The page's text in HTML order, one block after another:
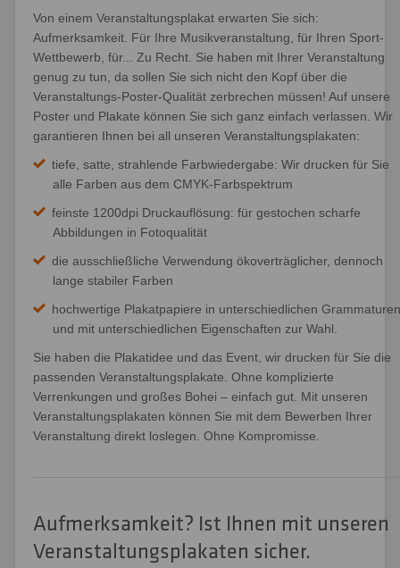
Von einem Veranstaltungsplakat erwarten Sie sich:
Aufmerksamkeit. Für Ihre Musikveranstaltung, für Ihren Sport-
Wettbewerb, für... Zu Recht. Sie haben mit Ihrer Veranstaltung
genug zu tun, da sollen Sie sich nicht den Kopf über die
Veranstaltungs-Poster-Qualität zerbrechen müssen! Auf unsere
Poster und Plakate können Sie sich ganz einfach verlassen. Wir
garantieren Ihnen bei all unseren Veranstaltungsplakaten:
tiefe, satte, strahlende Farbwiedergabe: Wir drucken für Sie
alle Farben aus dem CMYK-Farbspektrum
feinste 1200dpi Druckauflösung: für gestochen scharfe
Abbildungen in Fotoqualität
die ausschließliche Verwendung ökoverträglicher, dennoch
lange stabiler Farben
hochwertige Plakatpapiere in unterschiedlichen Grammaturen
und mit unterschiedlichen Eigenschaften zur Wahl.
Sie haben die Plakatidee und das Event, wir drucken für Sie die
passenden Veranstaltungsplakate. Ohne komplizierte
Verrenkungen und großes Bohei – einfach gut. Mit unseren
Veranstaltungsplakaten können Sie mit dem Bewerben Ihrer
Veranstaltung direkt loslegen. Ohne Kompromisse.
Aufmerksamkeit? Ist Ihnen mit unseren
Veranstaltungsplakaten sicher.